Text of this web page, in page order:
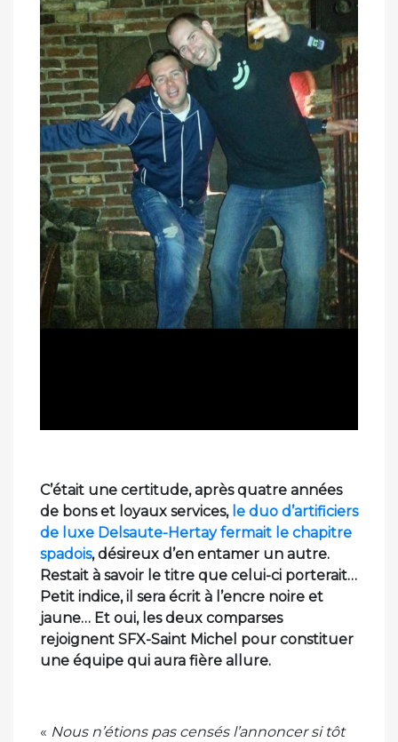
C’était une certitude, après quatre années
de bons et loyaux services, le duo d’artificiers
de luxe Delsaute-Hertay fermait le chapitre
spadois, désireux d’en entamer un autre.
Restait à savoir le titre que celui-ci porterait…
Petit indice, il sera écrit à l’encre noire et
jaune… Et oui, les deux comparses
rejoignent SFX-Saint Michel pour constituer
une équipe qui aura fière allure.
« Nous n’étions pas censés l’annoncer si tôt